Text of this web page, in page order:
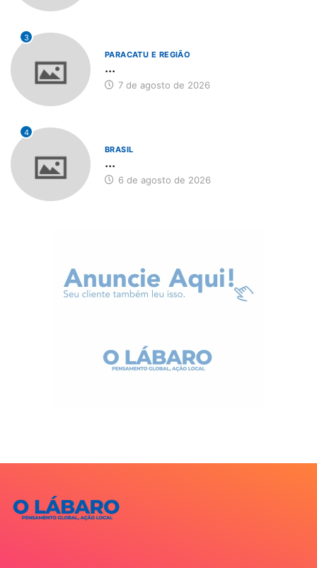
3
PARACATU E REGIÃO
...
7 de agosto de 2026
4
BRASIL
...
6 de agosto de 2026